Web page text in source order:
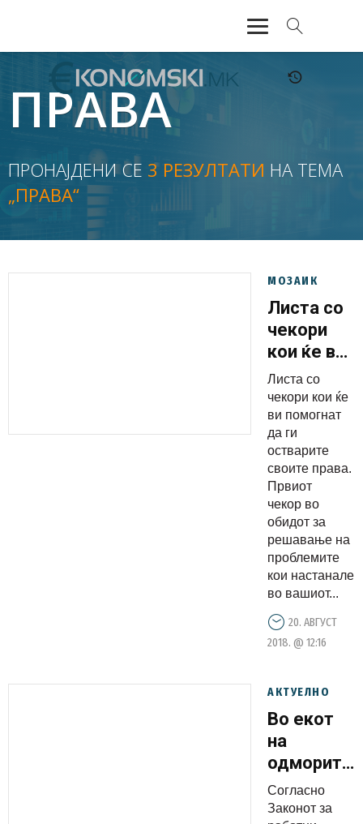
АКТУЕЛНО
ЕКОНОМИЈА
ФИНАНСИИ
БАНКАРСТВО
ЖИВОТ
ПРАВА
ПРОНАЈДЕНИ СЕ 3 РЕЗУЛТАТИ НА ТЕМА
„ПРАВА“
МОЗАИК
Листа со
чекори
кои ќе ви
помогнат
да ги
остварите
своите
права
Листа со
чекори кои ќе
ви помогнат
да ги
остварите
своите права.
Првиот
чекор во
обидот за
решавање на
проблемите
кои настанале
во вашиот...
20. АВГУСТ
2018. @ 12:16
АКТУЕЛНО
Во екот
на
одморите.
Кои се
вашите
Согласно
Законот за